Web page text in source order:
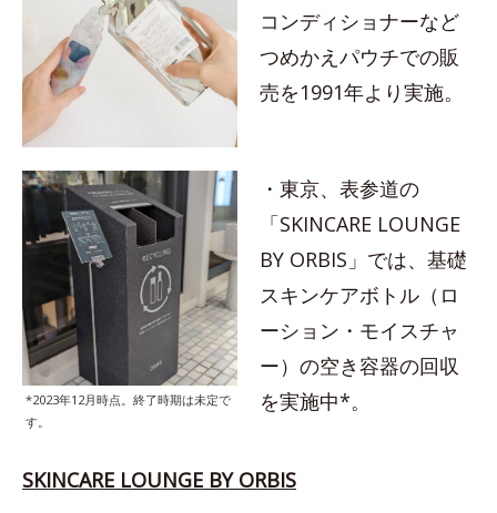
コンディショナーなど
つめかえパウチでの販
売を1991年より実施。
*2023年12月時点。終了時期は未定で
す。
・東京、表参道の
「SKINCARE LOUNGE
BY ORBIS」では、基礎
スキンケアボトル（ロ
ーション・モイスチャ
ー）の空き容器の回収
を実施中*。
SKINCARE LOUNGE BY ORBIS